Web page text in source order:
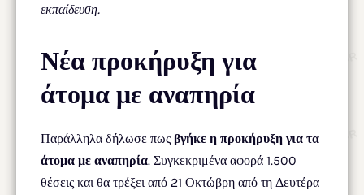
εκπαίδευση.
Νέα προκήρυξη για
άτομα με αναπηρία
Παράλληλα δήλωσε πως βγήκε η προκήρυξη για τα
άτομα με αναπηρία. Συγκεκριμένα αφορά 1.500
θέσεις και θα τρέξει από 21 Οκτώβρη από τη Δευτέρα